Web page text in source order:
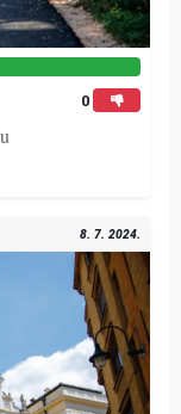
0
8. 7. 2024.